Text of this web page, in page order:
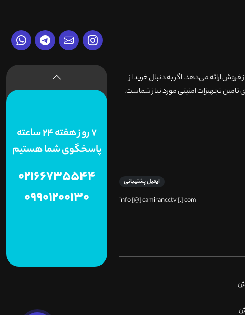
از فروش ارائه می‌دهد. اگر به دنبال خرید از
تامین تجهیزات امنیتی مورد نیاز شماست.
ایمیل پشتیبانی
info [@] camirancctv [.] com
7 روز هفته 24 ساعته
پاسخگوی شما هستیم
02166735544
09901200130